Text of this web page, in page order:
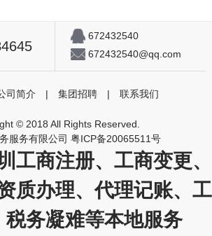
672432540
672432540@qq.com
司简介 | 集团招聘 | 联系我们
© 2018 All Rights Reserved.
服务有限公司 粤ICP备20065511号
工商注册、工商变更、
质办理、代理记账、工
税务凝难等本地服务